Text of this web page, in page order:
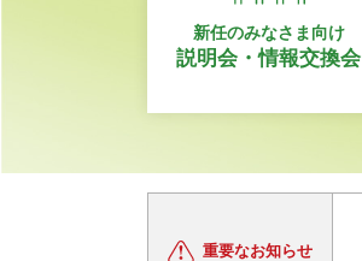
新任のみなさま向け
説明会・情報交換会
重要なお知らせ